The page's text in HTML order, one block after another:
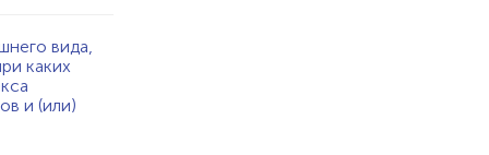
вида,
каких
и (или)